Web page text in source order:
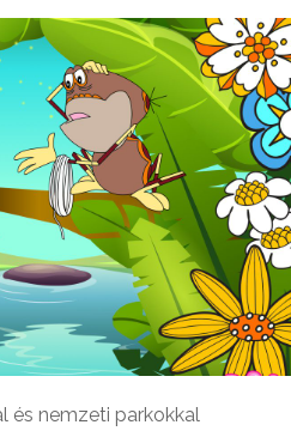
és nemzeti parkokkal